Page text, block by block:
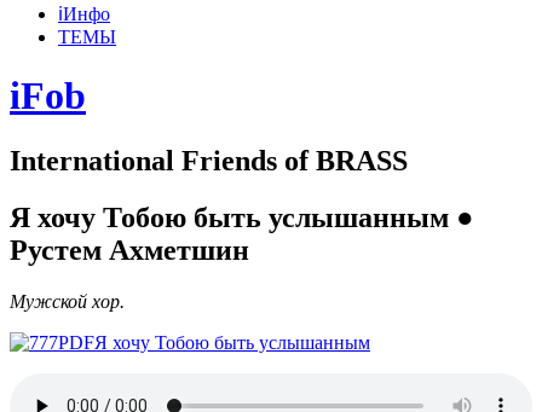
ℹ️Инфо
ТЕМЫ
iFob
International Friends of BRASS
Я хочу Тобою быть услышанным ●
Рустем Ахметшин
Мужской хор.
Я хочу Тобою быть услышанным